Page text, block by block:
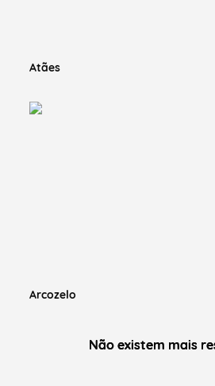
Atães
Arcozelo
Não existem mais
Não existem mais